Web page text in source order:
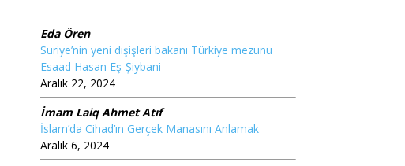
Eda Ören
Suriye’nin yeni dışişleri bakanı Türkiye mezunu
Esaad Hasan Eş-Şiybani
Aralık 22, 2024
İmam Laiq Ahmet Atıf
İslam’da Cihad’ın Gerçek Manasını Anlamak
Aralık 6, 2024